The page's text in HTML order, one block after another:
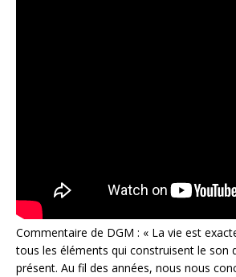
Commentaire de DGM : « La vie est
tous les éléments qui construisent le son
présent. Au fil des années, nous nous